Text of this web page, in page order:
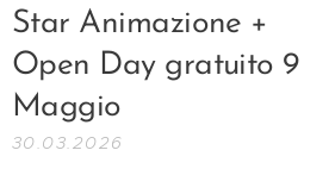
Star Animazione +
Open Day gratuito 9
Maggio
30.03.2026